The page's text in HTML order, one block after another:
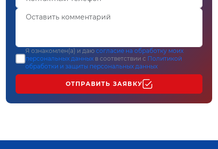
Я ознакомлен(а) и даю согласие на обработку моих
персональных данных в соответствии с Политикой
обработки и защиты персональных данных
ОТПРАВИТЬ ЗАЯВКУ